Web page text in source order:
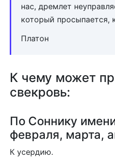
нас, дремлет
который просыпается,
Платон
К чему может
свекровь:
По Соннику
февраля, марта,
К усердию.